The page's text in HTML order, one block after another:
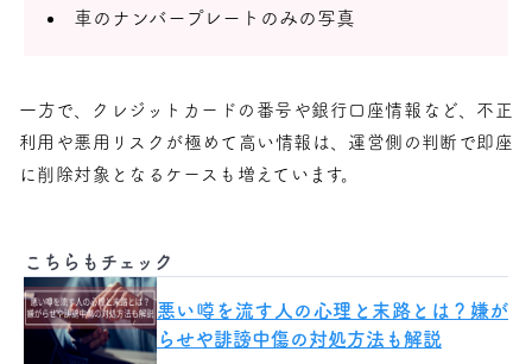
車のナンバープレートのみの写真
一方で、クレジットカードの番号や銀行口座情報など、不正
利用や悪用リスクが極めて高い情報は、運営側の判断で即座
に削除対象となるケースも増えています。
こちらもチェック
悪い噂を流す人の心理と末路とは？嫌が
らせや誹謗中傷の対処方法も解説